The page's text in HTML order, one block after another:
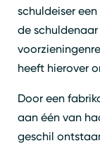
schuldeiser
de
heeft hierover
Door een
aan één van
geschil